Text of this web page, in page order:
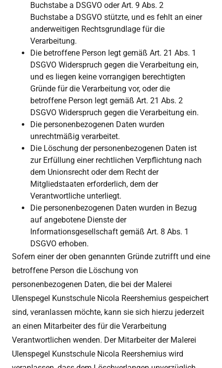
Buchstabe a DSGVO oder Art. 9 Abs. 2
Buchstabe a DSGVO stützte, und es fehlt an einer
anderweitigen Rechtsgrundlage für die
Verarbeitung.
Die betroffene Person legt gemäß Art. 21 Abs. 1
DSGVO Widerspruch gegen die Verarbeitung ein,
und es liegen keine vorrangigen berechtigten
Gründe für die Verarbeitung vor, oder die
betroffene Person legt gemäß Art. 21 Abs. 2
DSGVO Widerspruch gegen die Verarbeitung ein.
Die personenbezogenen Daten wurden
unrechtmäßig verarbeitet.
Die Löschung der personenbezogenen Daten ist
zur Erfüllung einer rechtlichen Verpflichtung nach
dem Unionsrecht oder dem Recht der
Mitgliedstaaten erforderlich, dem der
Verantwortliche unterliegt.
Die personenbezogenen Daten wurden in Bezug
auf angebotene Dienste der
Informationsgesellschaft gemäß Art. 8 Abs. 1
DSGVO erhoben.
Sofern einer der oben genannten Gründe zutrifft und eine
betroffene Person die Löschung von
personenbezogenen Daten, die bei der Malerei
Ulenspegel Kunstschule Nicola Reershemius gespeichert
sind, veranlassen möchte, kann sie sich hierzu jederzeit
an einen Mitarbeiter des für die Verarbeitung
Verantwortlichen wenden. Der Mitarbeiter der Malerei
Ulenspegel Kunstschule Nicola Reershemius wird